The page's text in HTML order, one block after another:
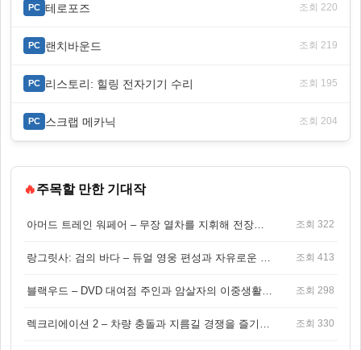
PC 테로포즈 조회 220
PC 랜치바운드 조회 219
PC 리스토리: 힐링 전자기기 수리 조회 195
PC 스크랩 메카닉 조회 204
🔥주목할 만한 기대작
조회 322
조회 413
조회 298
조회 330